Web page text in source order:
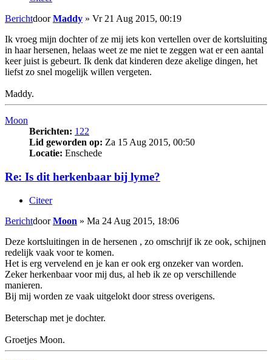
BerichtdoorMaddy » Vr 21 Aug 2015, 00:19
Ik vroeg mijn dochter of ze mij iets kon vertellen over de kortsluiting
in haar hersenen, helaas weet ze me niet te zeggen wat er een aantal
keer juist is gebeurt. Ik denk dat kinderen deze akelige dingen, het
liefst zo snel mogelijk willen vergeten.
Maddy.
Moon
Berichten: 122
Lid geworden op: Za 15 Aug 2015, 00:50
Locatie: Enschede
Re: Is dit herkenbaar bij lyme?
Citeer
BerichtdoorMoon » Ma 24 Aug 2015, 18:06
Deze kortsluitingen in de hersenen , zo omschrijf ik ze ook, schijnen
redelijk vaak voor te komen.
Het is erg vervelend en je kan er ook erg onzeker van worden.
Zeker herkenbaar voor mij dus, al heb ik ze op verschillende
manieren.
Bij mij worden ze vaak uitgelokt door stress overigens.
Beterschap met je dochter.
Groetjes Moon.